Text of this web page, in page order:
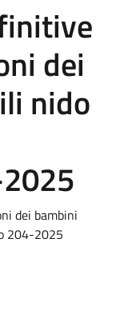
dei
nido
dei bambini
204-2025